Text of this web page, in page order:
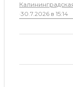
·30.7.2026 в 15:14